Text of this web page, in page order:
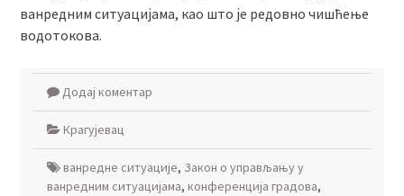
ванредним ситуацијама, као што је редовно чишћење
водотокова.
Додај коментар
Крагујевац
ванредне ситуације, Закон о управљању у
ванредним ситуацијама, конференција градова,